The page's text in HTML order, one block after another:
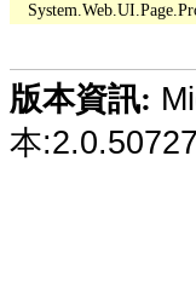
版本資訊:
本